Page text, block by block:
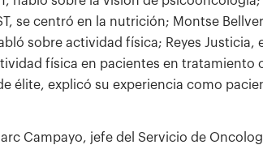
se centró en la nutrición; Montse
sobre actividad física; Reyes Justicia,
física en pacientes en tratamiento
élite, explicó su experiencia como
Campayo, jefe del Servicio de